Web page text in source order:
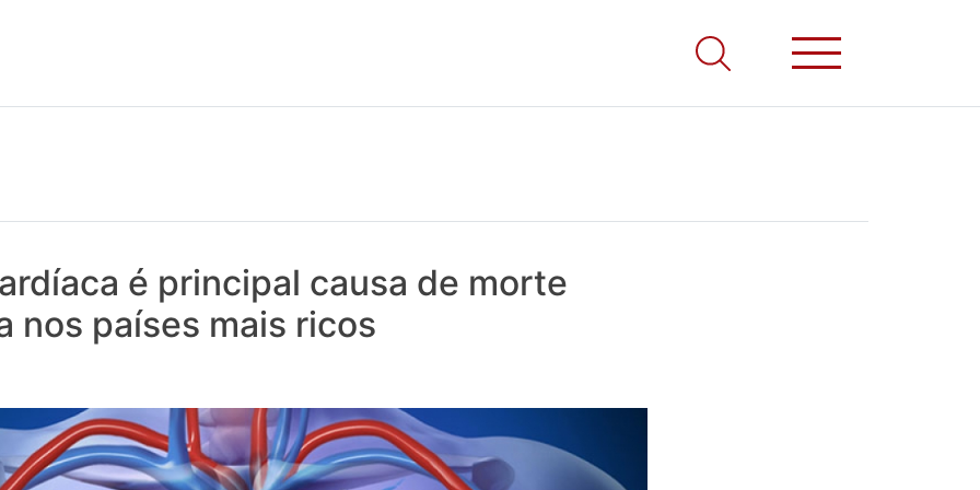
realmente contam! Tudo o que se passa na Saúde!
é principal causa de morte
nos países mais ricos